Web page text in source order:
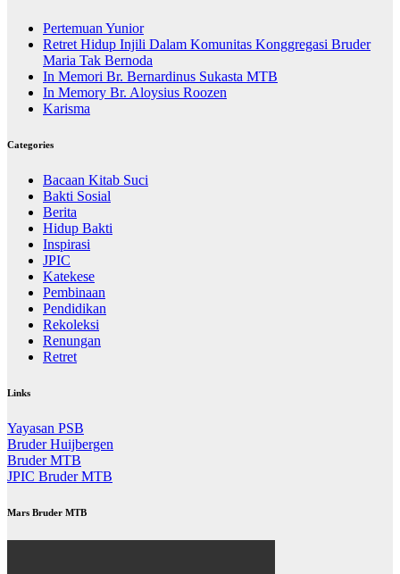
Pertemuan Yunior
Retret Hidup Injili Dalam Komunitas Konggregasi Bruder
Maria Tak Bernoda
In Memori Br. Bernardinus Sukasta MTB
In Memory Br. Aloysius Roozen
Karisma
Categories
Bacaan Kitab Suci
Bakti Sosial
Berita
Hidup Bakti
Inspirasi
JPIC
Katekese
Pembinaan
Pendidikan
Rekoleksi
Renungan
Retret
Links
Yayasan PSB
Bruder Huijbergen
Bruder MTB
JPIC Bruder MTB
Mars Bruder MTB